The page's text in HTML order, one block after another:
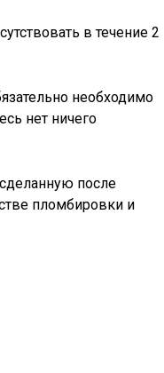
в течение 2
необходимо
нет ничего
после
пломбировки и